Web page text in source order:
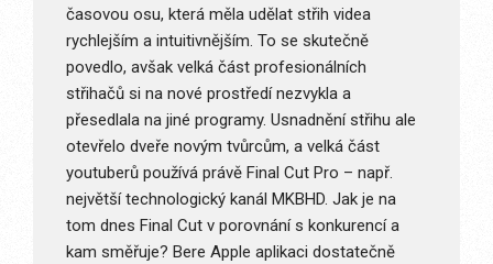
časovou osu, která měla udělat střih videa
rychlejším a intuitivnějším. To se skutečně
povedlo, avšak velká část profesionálních
střihačů si na nové prostředí nezvykla a
přesedlala na jiné programy. Usnadnění střihu ale
otevřelo dveře novým tvůrcům, a velká část
youtuberů používá právě Final Cut Pro – např.
největší technologický kanál MKBHD. Jak je na
tom dnes Final Cut v porovnání s konkurencí a
kam směřuje? Bere Apple aplikaci dostatečně